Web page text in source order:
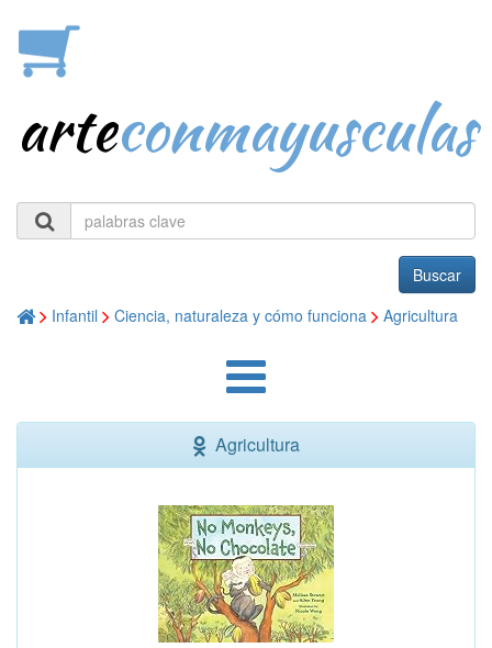
arteconmayusculas
Buscar
Infantil
Ciencia, naturaleza y cómo funciona Agricultura
Agricultura